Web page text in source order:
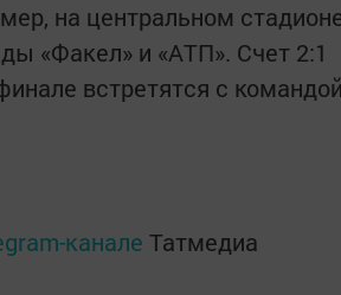
на центральном
«Факел» и «АТП». Счет 2:1
встретятся с
канале Татмедиа